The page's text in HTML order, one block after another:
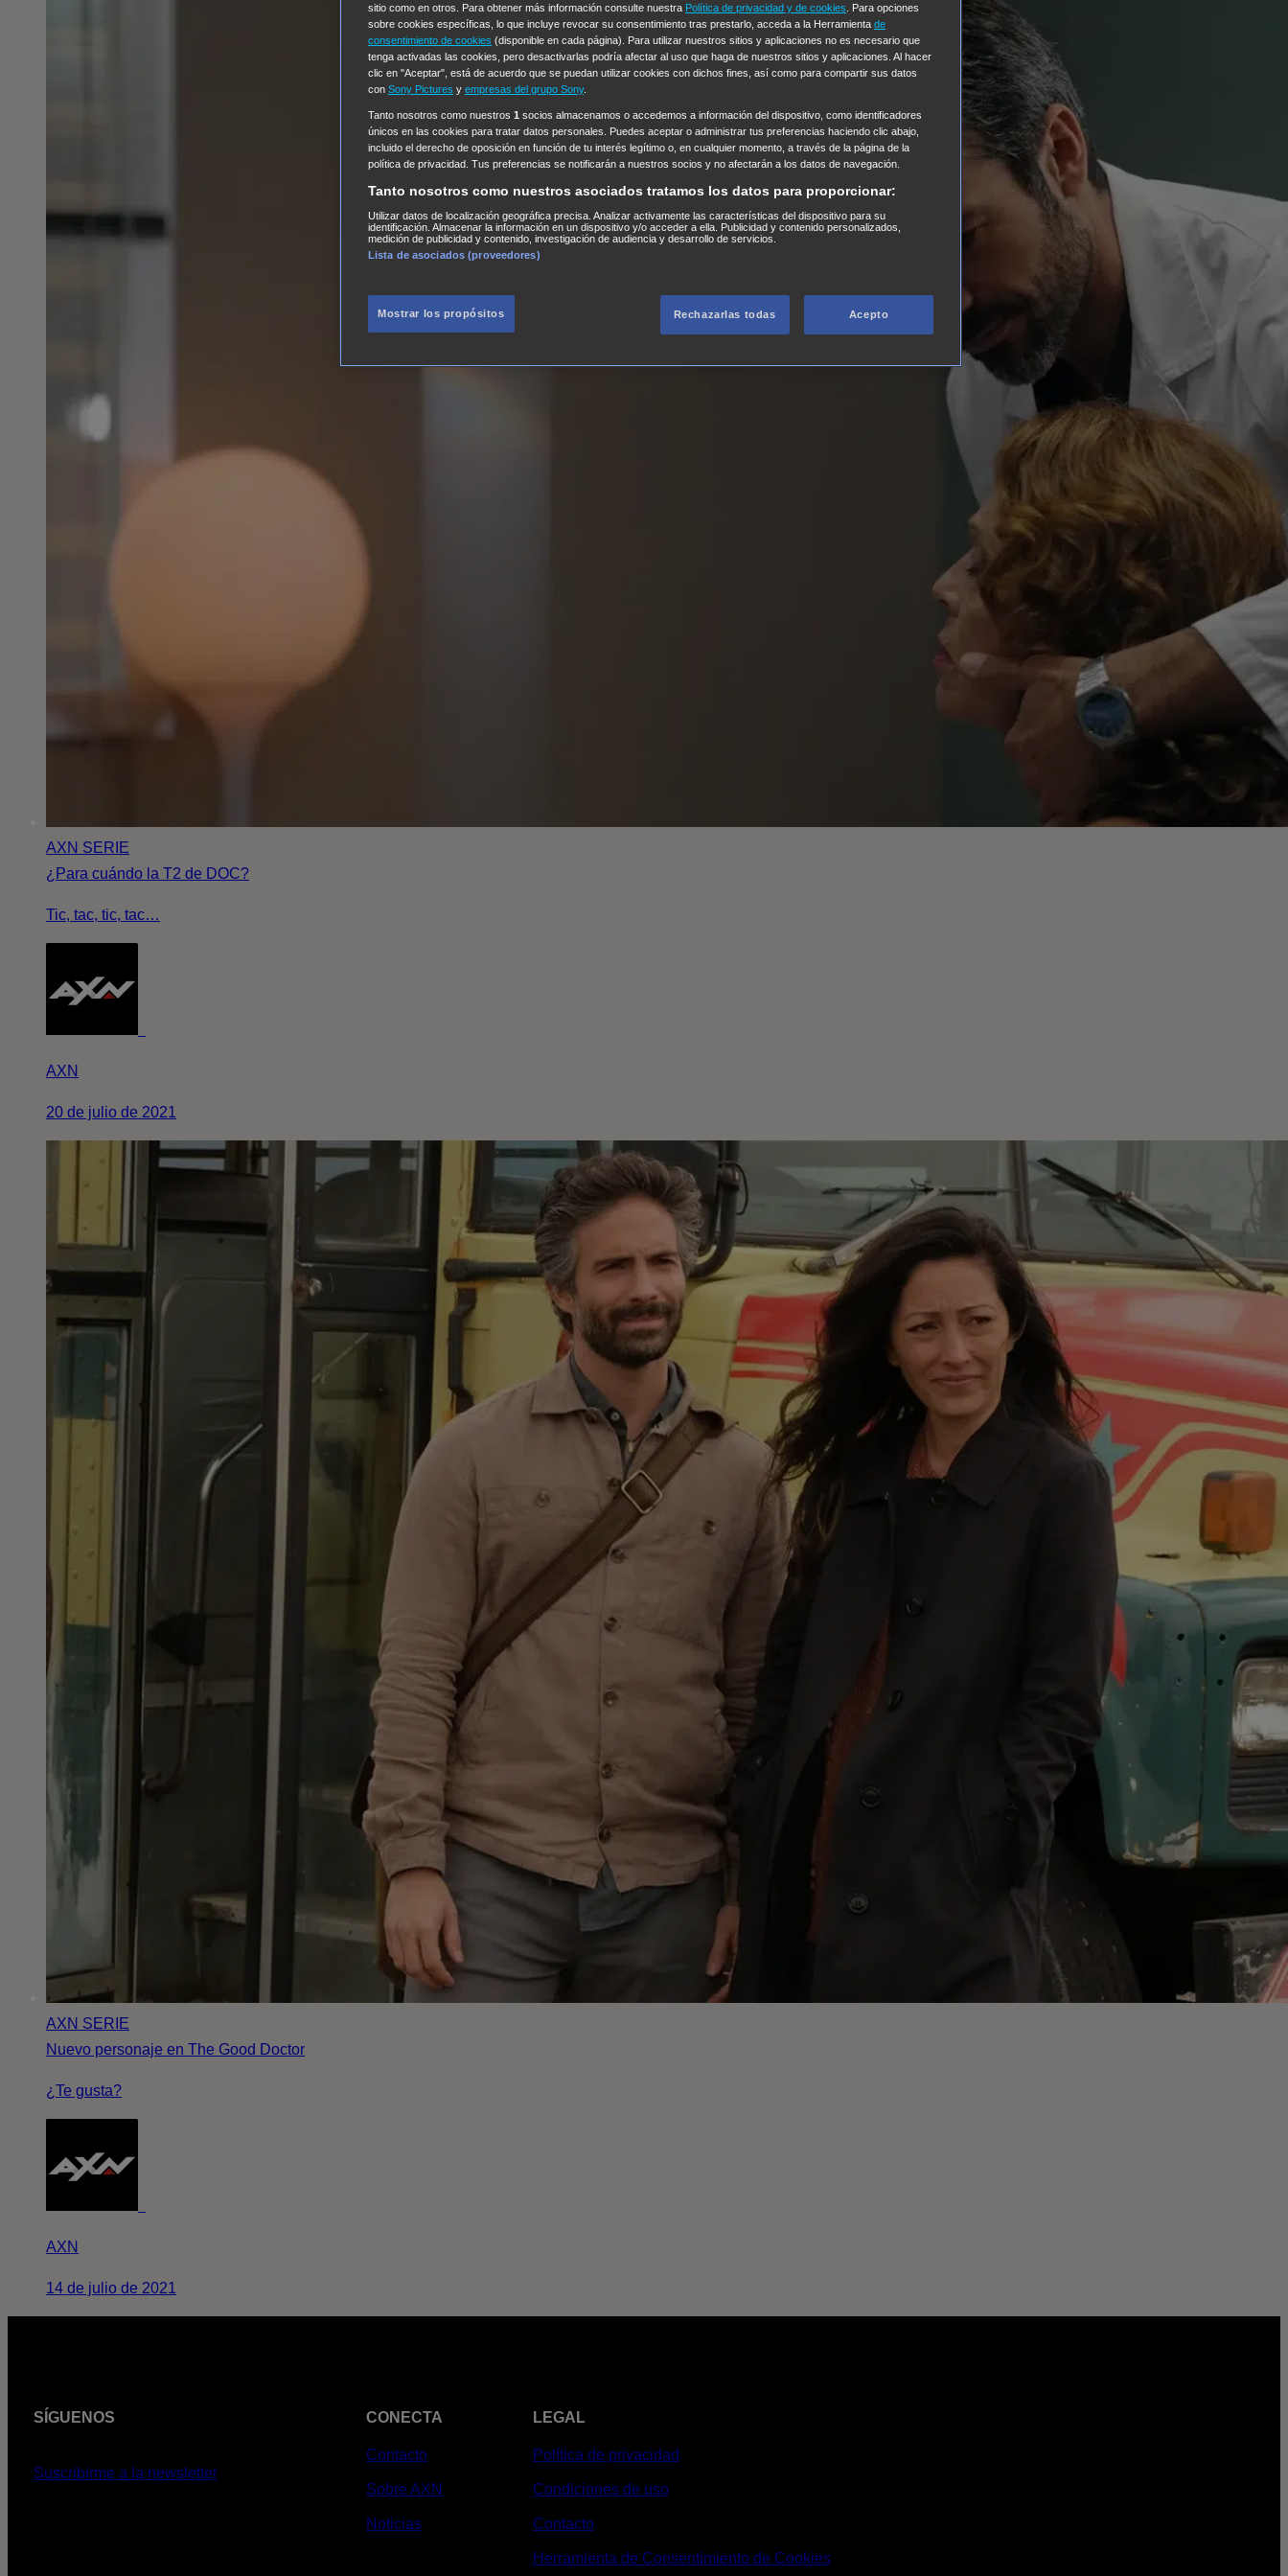
AXN SERIE
¿Para cuándo la T2 de DOC?
Tic, tac, tic, tac…
AXN
20 de julio de 2021
AXN SERIE
Nuevo personaje en The Good Doctor
¿Te gusta?
AXN
14 de julio de 2021
SÍGUENOS
Suscribirme a la newsletter
CONECTA
Contacto
Sobre AXN
Noticias
LEGAL
Política de privacidad
Condiciones de uso
Contacto
Herramienta de Consentimiento de Cookies
sitio como en otros. Para obtener más información consulte nuestra Política de privacidad y de cookies . Para opciones
sobre cookies específicas, lo que incluye revocar su consentimiento tras prestarlo, acceda a la Herramienta de
consentimiento de cookies (disponible en cada página). Para utilizar nuestros sitios y aplicaciones no es necesario que
tenga activadas las cookies, pero desactivarlas podría afectar al uso que haga de nuestros sitios y aplicaciones. Al hacer
clic en "Aceptar", está de acuerdo que se puedan utilizar cookies con dichos fines, así como para compartir sus datos
con Sony Pictures y empresas del grupo Sony.
Tanto nosotros como nuestros 1 socios almacenamos o accedemos a información del dispositivo, como identificadores
únicos en las cookies para tratar datos personales. Puedes aceptar o administrar tus preferencias haciendo clic abajo,
incluido el derecho de oposición en función de tu interés legítimo o, en cualquier momento, a través de la página de la
política de privacidad. Tus preferencias se notificarán a nuestros socios y no afectarán a los datos de navegación.
Tanto nosotros como nuestros asociados tratamos los datos para proporcionar:
Utilizar datos de localización geográfica precisa. Analizar activamente las características del dispositivo para su
identificación. Almacenar la información en un dispositivo y/o acceder a ella. Publicidad y contenido personalizados,
medición de publicidad y contenido, investigación de audiencia y desarrollo de servicios.
Lista de asociados (proveedores)
Mostrar los propósitos Rechazarlas todas Acepto